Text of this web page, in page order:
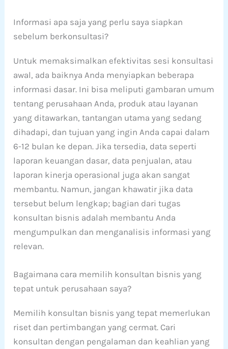
Informasi apa saja yang perlu saya siapkan
sebelum berkonsultasi?
Untuk memaksimalkan efektivitas sesi konsultasi
awal, ada baiknya Anda menyiapkan beberapa
informasi dasar. Ini bisa meliputi gambaran umum
tentang perusahaan Anda, produk atau layanan
yang ditawarkan, tantangan utama yang sedang
dihadapi, dan tujuan yang ingin Anda capai dalam
6-12 bulan ke depan. Jika tersedia, data seperti
laporan keuangan dasar, data penjualan, atau
laporan kinerja operasional juga akan sangat
membantu. Namun, jangan khawatir jika data
tersebut belum lengkap; bagian dari tugas
konsultan bisnis adalah membantu Anda
mengumpulkan dan menganalisis informasi yang
relevan.
Bagaimana cara memilih konsultan bisnis yang
tepat untuk perusahaan saya?
Memilih konsultan bisnis yang tepat memerlukan
riset dan pertimbangan yang cermat. Cari
konsultan dengan pengalaman dan keahlian yang